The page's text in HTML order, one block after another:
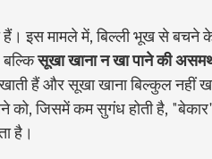
इस मामले में, बिल्ली भूख से बचने के
बल्कि सूखा खाना न खा पाने की
खाती हैं और सूखा खाना बिल्कुल
को, जिसमें कम सुगंध होती है,
है।